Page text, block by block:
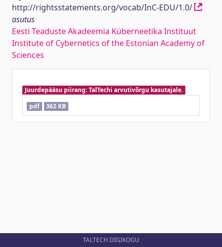
http://rightsstatements.org/vocab/InC-EDU/1.0/
asutus
Eesti Teaduste Akadeemia Küberneetika Instituut
Institute of Cybernetics of the Estonian Academy of
Sciences
Juurdepääsu piirang: TalTechi arvutivõrgu kasutajale.
pdf
362 KB
TALTECH DIGIKOGU